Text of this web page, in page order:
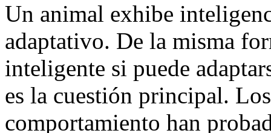
Un animal exhibe
adaptativo. De la misma
inteligente si puede
es la cuestión principal.
comportamiento han